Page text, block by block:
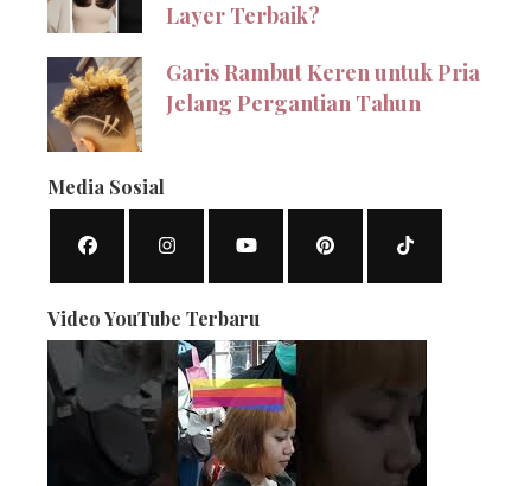
Layer Terbaik?
Garis Rambut Keren untuk Pria
Jelang Pergantian Tahun
Media Sosial
Video YouTube Terbaru